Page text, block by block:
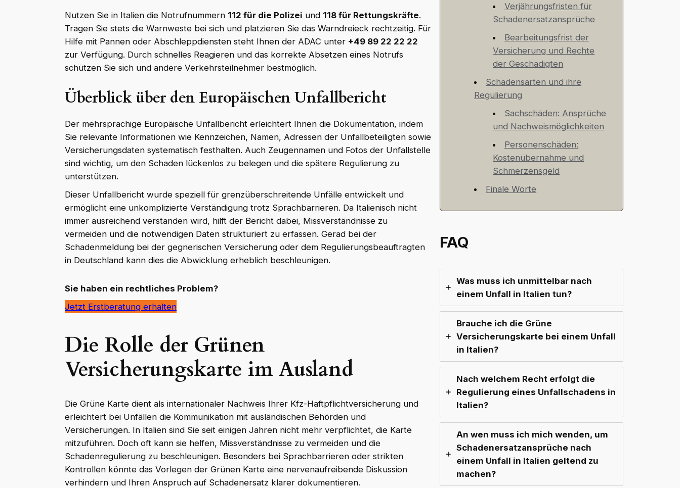
Nutzen Sie in Italien die Notrufnummern 112 für die Polizei und 118 für Rettungskräfte.
Tragen Sie stets die Warnweste bei sich und platzieren Sie das Warndreieck rechtzeitig. Für
Hilfe mit Pannen oder Abschleppdiensten steht Ihnen der ADAC unter +49 89 22 22 22
zur Verfügung. Durch schnelles Reagieren und das korrekte Absetzen eines Notrufs
schützen Sie sich und andere Verkehrsteilnehmer bestmöglich.
Überblick über den Europäischen Unfallbericht
Der mehrsprachige Europäische Unfallbericht erleichtert Ihnen die Dokumentation, indem
Sie relevante Informationen wie Kennzeichen, Namen, Adressen der Unfallbeteiligten sowie
Versicherungsdaten systematisch festhalten. Auch Zeugennamen und Fotos der Unfallstelle
sind wichtig, um den Schaden lückenlos zu belegen und die spätere Regulierung zu
unterstützen.
Dieser Unfallbericht wurde speziell für grenzüberschreitende Unfälle entwickelt und
ermöglicht eine unkomplizierte Verständigung trotz Sprachbarrieren. Da Italienisch nicht
immer ausreichend verstanden wird, hilft der Bericht dabei, Missverständnisse zu
vermeiden und die notwendigen Daten strukturiert zu erfassen. Gerad bei der
Schadenmeldung bei der gegnerischen Versicherung oder dem Regulierungsbeauftragten
in Deutschland kann dies die Abwicklung erheblich beschleunigen.
Sie haben ein rechtliches Problem?
Jetzt Erstberatung erhalten
Die Rolle der Grünen
Versicherungskarte im Ausland
Die Grüne Karte dient als internationaler Nachweis Ihrer Kfz-Haftpflichtversicherung und
erleichtert bei Unfällen die Kommunikation mit ausländischen Behörden und
Versicherungen. In Italien sind Sie seit einigen Jahren nicht mehr verpflichtet, die Karte
mitzuführen. Doch oft kann sie helfen, Missverständnisse zu vermeiden und die
Schadenregulierung zu beschleunigen. Besonders bei Sprachbarrieren oder strikten
Kontrollen könnte das Vorlegen der Grünen Karte eine nervenaufreibende Diskussion
verhindern und Ihren Anspruch auf Schadenersatz klarer dokumentieren.
Verjährungsfristen für
Schadenersatzansprüche
Bearbeitungsfrist der
Versicherung und Rechte
der Geschädigten
Schadensarten und ihre
Regulierung
Sachschäden: Ansprüche
und Nachweismöglichkeiten
Personenschäden:
Kostenübernahme und
Schmerzensgeld
Finale Worte
FAQ
Was muss ich unmittelbar nach
einem Unfall in Italien tun?
Brauche ich die Grüne
Versicherungskarte bei einem Unfall
in Italien?
Nach welchem Recht erfolgt die
Regulierung eines Unfallschadens in
Italien?
An wen muss ich mich wenden, um
Schadenersatzansprüche nach
einem Unfall in Italien geltend zu
machen?